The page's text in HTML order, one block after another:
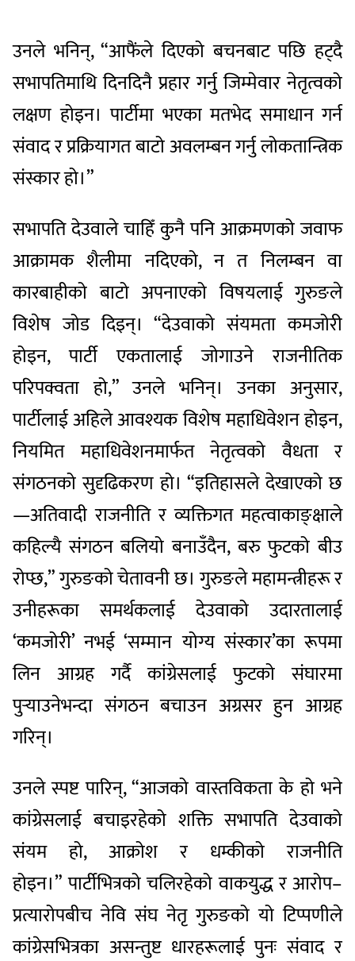
उनले भनिन्, “आफैंले दिएको बचनबाट पछि हट्दै
सभापतिमाथि दिनदिनै प्रहार गर्नु जिम्मेवार नेतृत्वको
लक्षण होइन। पार्टीमा भएका मतभेद समाधान गर्न
संवाद र प्रक्रियागत बाटो अवलम्बन गर्नु लोकतान्त्रिक
संस्कार हो।”
सभापति देउवाले चाहिँ कुनै पनि आक्रमणको जवाफ
आक्रामक शैलीमा नदिएको, न त निलम्बन वा
कारबाहीको बाटो अपनाएको विषयलाई गुरुङले
विशेष जोड दिइन्। “देउवाको संयमता कमजोरी
होइन, पार्टी एकतालाई जोगाउने राजनीतिक
परिपक्वता हो,” उनले भनिन्। उनका अनुसार,
पार्टीलाई अहिले आवश्यक विशेष महाधिवेशन होइन,
नियमित महाधिवेशनमार्फत नेतृत्वको वैधता र
संगठनको सुदृढिकरण हो। “इतिहासले देखाएको छ
—अतिवादी राजनीति र व्यक्तिगत महत्वाकाङ्क्षाले
कहिल्यै संगठन बलियो बनाउँदैन, बरु फुटको बीउ
रोप्छ,” गुरुङको चेतावनी छ। गुरुङले महामन्त्रीहरू र
उनीहरूका समर्थकलाई देउवाको उदारतालाई
‘कमजोरी’ नभई ‘सम्मान योग्य संस्कार’का रूपमा
लिन आग्रह गर्दै कांग्रेसलाई फुटको संघारमा
पुर्‍याउनेभन्दा संगठन बचाउन अग्रसर हुन आग्रह
गरिन्।
उनले स्पष्ट पारिन्, “आजको वास्तविकता के हो भने
कांग्रेसलाई बचाइरहेको शक्ति सभापति देउवाको
संयम हो, आक्रोश र धम्कीको राजनीति
होइन।” पार्टीभित्रको चलिरहेको वाकयुद्ध र आरोप–
प्रत्यारोपबीच नेवि संघ नेतृ गुरुङको यो टिप्पणीले
कांग्रेसभित्रका असन्तुष्ट धारहरूलाई पुनः संवाद र